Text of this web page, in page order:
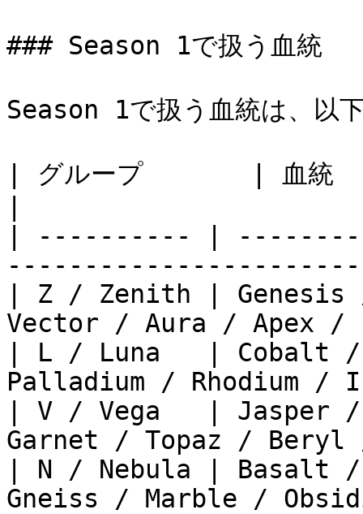
### Season 1で扱う血統
Season 1で扱う血統は、以
| グループ       | 血統
| ---------- |
| Z / Zenith | Genesis
Vector / Aura /
| L / Luna   | Cobalt
Palladium / Rhodium /
| V / Vega   | Jasper
Garnet / Topaz /
| N / Nebula | Basalt
Gneiss / Marble /